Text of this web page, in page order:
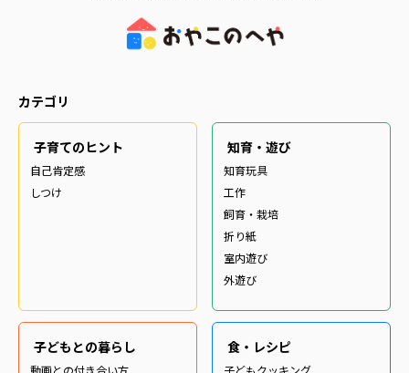
カテゴリ
子育てのヒント
自己肯定感
しつけ
知育・遊び
知育玩具
工作
飼育・栽培
折り紙
室内遊び
外遊び
子どもとの暮らし 食・レシピ